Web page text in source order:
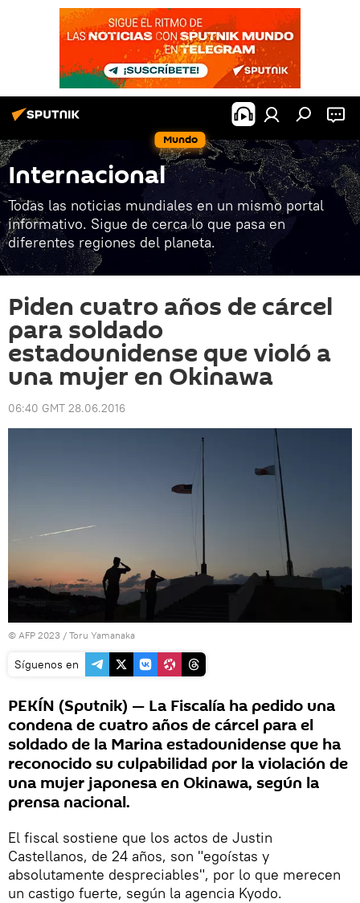
Mundo
Internacional
Todas las noticias mundiales en un mismo portal
informativo. Sigue de cerca lo que pasa en
diferentes regiones del planeta.
Piden cuatro años de cárcel
para soldado
estadounidense que violó a
una mujer en Okinawa
06:40 GMT 28.06.2016
© AFP 2023 / Toru Yamanaka
Síguenos en
PEKÍN (Sputnik) — La Fiscalía ha pedido una
condena de cuatro años de cárcel para el
soldado de la Marina estadounidense que ha
reconocido su culpabilidad por la violación de
una mujer japonesa en Okinawa, según la
prensa nacional.
El fiscal sostiene que los actos de Justin
Castellanos, de 24 años, son "egoístas y
absolutamente despreciables", por lo que merecen
un castigo fuerte, según la agencia Kyodo.